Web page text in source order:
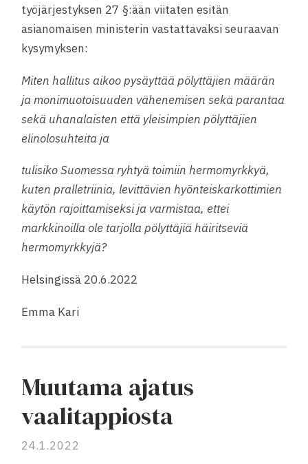
työjärjestyksen 27 §:ään viitaten esitän
asianomaisen ministerin vastattavaksi seuraavan
kysymyksen:
Miten hallitus aikoo pysäyttää pölyttäjien määrän
ja monimuotoisuuden vähenemisen sekä parantaa
sekä uhanalaisten että yleisimpien pölyttäjien
elinolosuhteita ja
tulisiko Suomessa ryhtyä toimiin hermomyrkkyä,
kuten pralletriinia, levittävien hyönteiskarkottimien
käytön rajoittamiseksi ja varmistaa, ettei
markkinoilla ole tarjolla pölyttäjiä häiritseviä
hermomyrkkyjä?
Helsingissä 20.6.2022
Emma Kari
Muutama ajatus
vaalitappiosta
24.1.2022